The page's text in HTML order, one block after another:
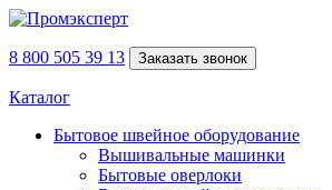
8 800 505 39 13 Заказать звонок
Каталог
Бытовое швейное оборудование
Вышивальные машинки
Бытовые оверлоки